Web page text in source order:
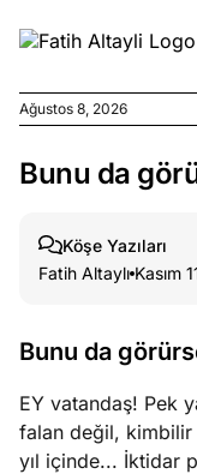
Ağustos
yasalar
Ağustos
stok
caiz
Ağustos 8, 2026
Bunu da
Köşe Yazıları
Fatih Altaylı Kasım
Bunu da
EY vatandaş! Pek
falan değil,
yıl içinde... İktidar